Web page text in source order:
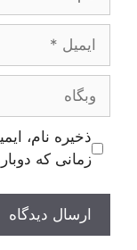
ایمیل
وبگاه
ذخیره نام،
زمانی که